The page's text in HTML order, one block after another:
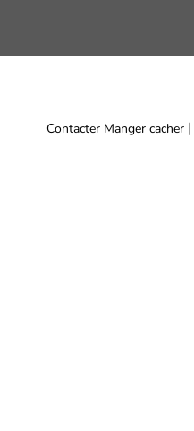
Contacter Manger cacher |